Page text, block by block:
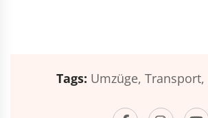
Tags: Umzüge, Transport,